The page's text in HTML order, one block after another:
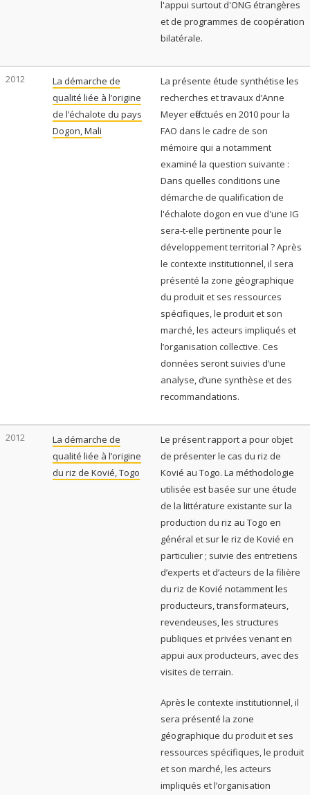
l'appui surtout d'ONG étrangères
et de programmes de coopération
bilatérale.
2012
La démarche de
qualité liée à l’origine
de l’échalote du pays
Dogon, Mali
La présente étude synthétise les
recherches et travaux d’Anne
Meyer effectués en 2010 pour la
FAO dans le cadre de son
mémoire qui a notamment
examiné la question suivante :
Dans quelles conditions une
démarche de qualification de
l'échalote dogon en vue d'une IG
sera-t-elle pertinente pour le
développement territorial ? Après
le contexte institutionnel, il sera
présenté la zone géographique
du produit et ses ressources
spécifiques, le produit et son
marché, les acteurs impliqués et
l’organisation collective. Ces
données seront suivies d’une
analyse, d’une synthèse et des
recommandations.
2012
La démarche de
qualité liée à l’origine
du riz de Kovié, Togo
Le présent rapport a pour objet
de présenter le cas du riz de
Kovié au Togo. La méthodologie
utilisée est basée sur une étude
de la littérature existante sur la
production du riz au Togo en
général et sur le riz de Kovié en
particulier ; suivie des entretiens
d’experts et d’acteurs de la filière
du riz de Kovié notamment les
producteurs, transformateurs,
revendeuses, les structures
publiques et privées venant en
appui aux producteurs, avec des
visites de terrain.
Après le contexte institutionnel, il
sera présenté la zone
géographique du produit et ses
ressources spécifiques, le produit
et son marché, les acteurs
impliqués et l’organisation